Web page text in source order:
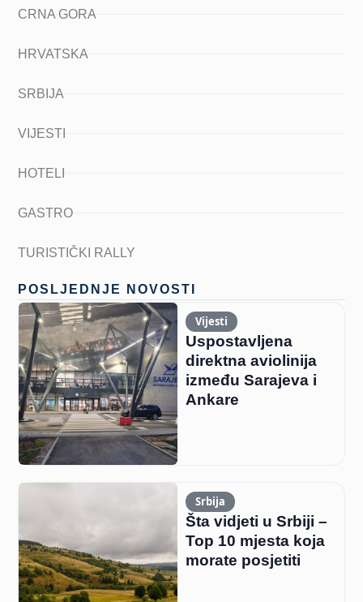
CRNA GORA
HRVATSKA
SRBIJA
VIJESTI
HOTELI
GASTRO
TURISTIČKI RALLY
POSLJEDNJE NOVOSTI
Vijesti
Uspostavljena
direktna aviolinija
između Sarajeva i
Ankare
Srbija
Šta vidjeti u Srbiji –
Top 10 mjesta koja
morate posjetiti